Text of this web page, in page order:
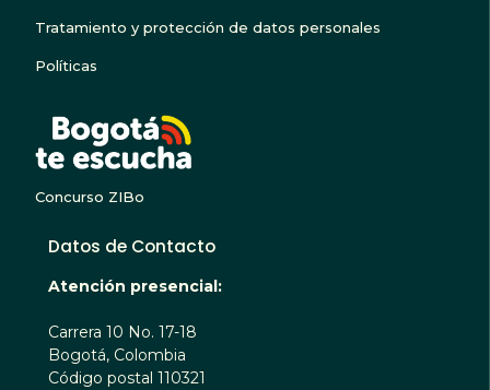
Tratamiento y protección de datos personales
Políticas
Concurso ZIBo
Datos de Contacto
Atención presencial:
Carrera 10 No. 17-18
Bogotá, Colombia
Código postal 110321